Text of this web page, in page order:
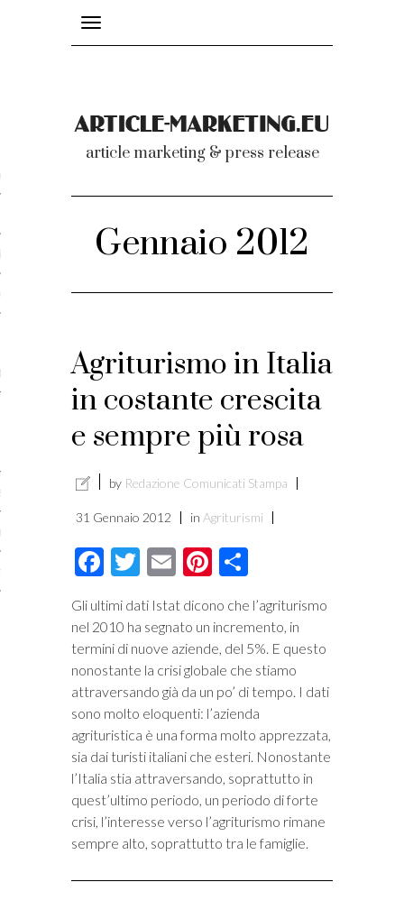
è l’article marketing
e stile di scrittura
per i publishers
Toggle
navigation
article marketing & press release
Gennaio 2012
Agriturismo in Italia
in costante crescita
e sempre più rosa
by Redazione Comunicati Stampa
31 Gennaio 2012 in Agriturismi
Facebook
Twitter
EmailPinterest
Gli ultimi dati Istat dicono che l’agriturismo
nel 2010 ha segnato un incremento, in
termini di nuove aziende, del 5%. E questo
nonostante la crisi globale che stiamo
attraversando già da un po’ di tempo. I dati
sono molto eloquenti: l’azienda
agrituristica è una forma molto apprezzata,
sia dai turisti italiani che esteri. Nonostante
l’Italia stia attraversando, soprattutto in
quest’ultimo periodo, un periodo di forte
crisi, l’interesse verso l’agriturismo rimane
sempre alto, soprattutto tra le famiglie.